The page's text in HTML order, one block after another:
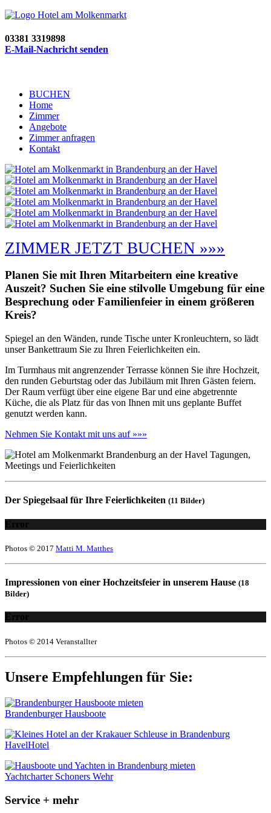
03381 3319898
E-Mail-Nachricht senden
BUCHEN
Home
Zimmer
Angebote
Zimmer anfragen
Kontakt
ZIMMER JETZT BUCHEN »»»
Planen Sie mit Ihren Mitarbeitern eine kreative
Auszeit? Suchen Sie eine stilvolle Umgebung für eine
Besprechung oder Familienfeier in einem größeren
Kreis?
Spiegel an den Wänden, runde Tische unter Kronleuchtern, so lädt
unser Bankettraum Sie zu Ihren Feierlichkeiten ein.
Im Turmhaus mit angrenzender Terrasse können Sie ihre Hochzeit,
den runden Geburtstag oder das Jubiläum mit Ihren Gästen feiern.
Der Raum verfügt über eine eigene Bar und eine abgetrennte
Küche, die als Platz für das von Ihnen mit uns geplante Buffet
genutzt werden kann.
Nehmen Sie Kontakt mit uns auf »»»
Der Spiegelsaal für Ihre Feierlichkeiten (11 Bilder)
Error
Photos © 2017 Matti M. Matthes
Impressionen von einer Hochzeitsfeier in unserem Hause (18
Bilder)
Error
Photos © 2014 Veranstallter
Unsere Empfehlungen für Sie:
Brandenburger Hausboote
HavelHotel
Yachtcharter Schoners Wehr
Service + mehr